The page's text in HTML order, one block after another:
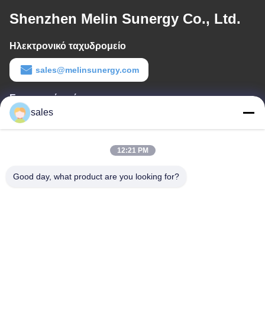
Shenzhen Melin Sunergy Co., Ltd.
Ηλεκτρονικό ταχυδρομείο
sales@melinsunergy.com
Εργασιακό χρόνο
8:30-18:00
Δωμάτιο 709, τετράγωνο 2 του Ανμπό.
sales
12:21 PM
Good day, what product are you looking for?